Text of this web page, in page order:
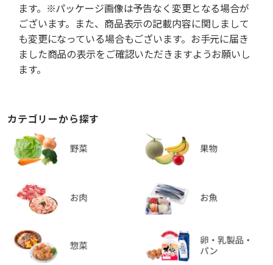
ます。※パッケージ画像は予告なく変更となる場合が
ございます。また、商品表示の記載内容に関しまして
も変更になっている場合もございます。お手元に届き
ました商品の表示をご確認いただきますようお願いし
ます。
カテゴリーから探す